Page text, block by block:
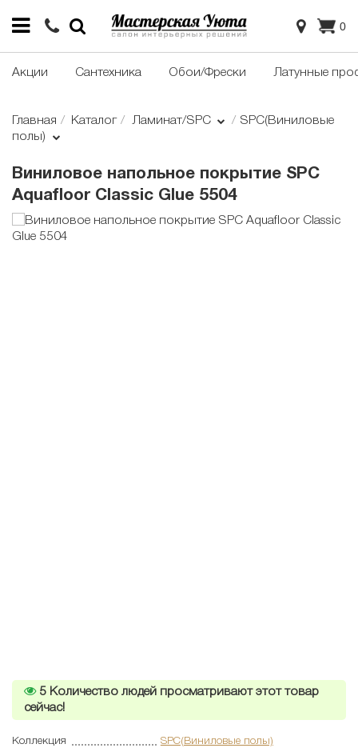
0
Акции Сантехника Обои/Фрески Латунные
Главная Каталог Ламинат/SPC
SPC(Виниловые
полы)
Виниловое напольное покрытие SPC
Aquafloor Classic Glue 5504
5 Количество людей просматривают этот товар
сейчас!
Коллекция
SPC(Виниловые полы)